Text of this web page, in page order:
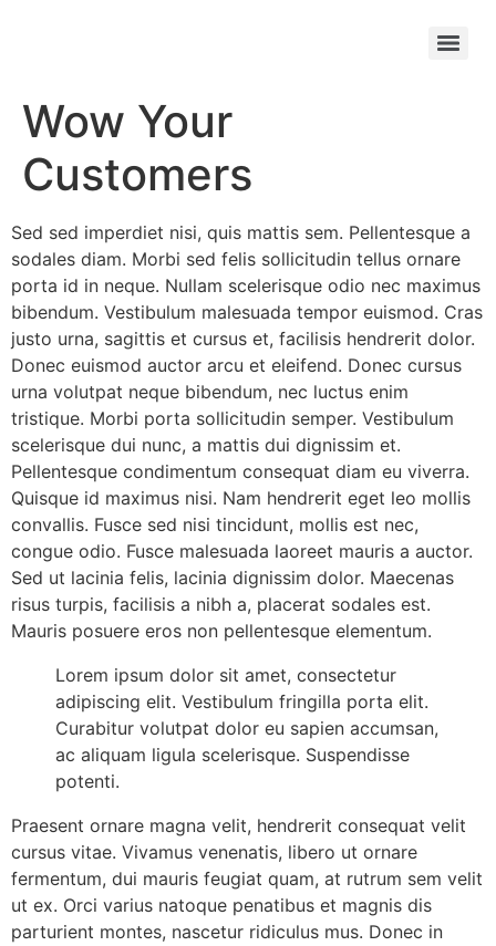
Wow Your
Customers
Sed sed imperdiet nisi, quis mattis sem. Pellentesque a
sodales diam. Morbi sed felis sollicitudin tellus ornare
porta id in neque. Nullam scelerisque odio nec maximus
bibendum. Vestibulum malesuada tempor euismod. Cras
justo urna, sagittis et cursus et, facilisis hendrerit dolor.
Donec euismod auctor arcu et eleifend. Donec cursus
urna volutpat neque bibendum, nec luctus enim
tristique. Morbi porta sollicitudin semper. Vestibulum
scelerisque dui nunc, a mattis dui dignissim et.
Pellentesque condimentum consequat diam eu viverra.
Quisque id maximus nisi. Nam hendrerit eget leo mollis
convallis. Fusce sed nisi tincidunt, mollis est nec,
congue odio. Fusce malesuada laoreet mauris a auctor.
Sed ut lacinia felis, lacinia dignissim dolor. Maecenas
risus turpis, facilisis a nibh a, placerat sodales est.
Mauris posuere eros non pellentesque elementum.
Lorem ipsum dolor sit amet, consectetur
adipiscing elit. Vestibulum fringilla porta elit.
Curabitur volutpat dolor eu sapien accumsan,
ac aliquam ligula scelerisque. Suspendisse
potenti.
Praesent ornare magna velit, hendrerit consequat velit
cursus vitae. Vivamus venenatis, libero ut ornare
fermentum, dui mauris feugiat quam, at rutrum sem velit
ut ex. Orci varius natoque penatibus et magnis dis
parturient montes, nascetur ridiculus mus. Donec in